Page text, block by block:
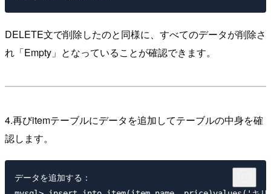
DELETE文で削除したのと同様に、すべてのデータが削除さ
れ「Empty」となっていることが確認できます。
4.再びitemテーブルにデータを追加してテーブルの中身を確
認します。
データを追加する：